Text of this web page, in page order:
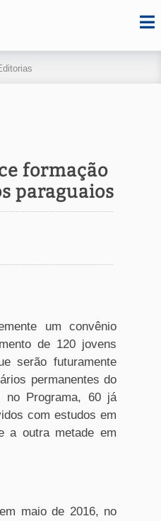
formação
paraguaios
um convênio
de 120 jovens
serão futuramente
permanentes do
no Programa, 60 já
com estudos em
a outra metade em
maio de 2016, no